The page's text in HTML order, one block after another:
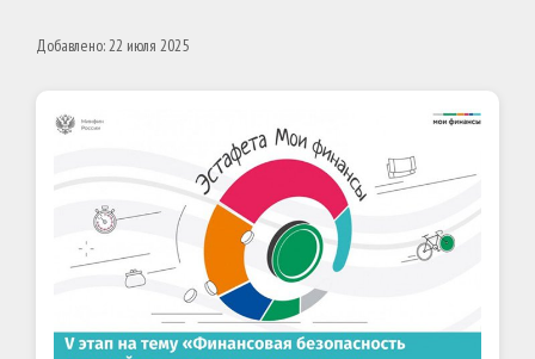
Добавлено: 22 июля 2025